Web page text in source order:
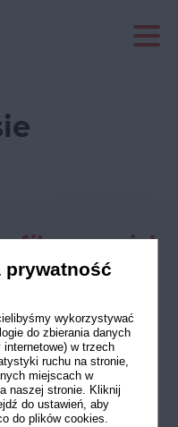
w social
prywatność
wykorzystywać
do zbierania danych
w trzech
ruchu na stronie,
miejscach w
naszej stronie. Kliknij
do ustawień, aby
do plików cookies.